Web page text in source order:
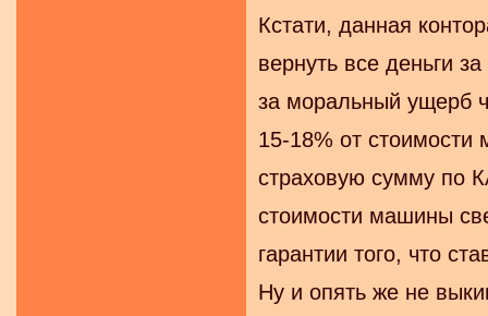
Кстати, данная
вернуть все деньги
за моральный ущерб
15-18% от
страховую сумму по
стоимости машины
гарантии того, что
Ну и опять же не